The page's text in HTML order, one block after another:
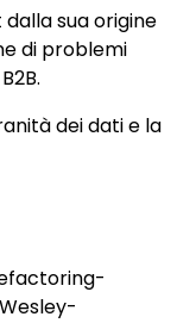
sua origine
di problemi
dei dati e la